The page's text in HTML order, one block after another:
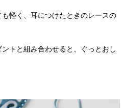
軽く、耳につけたときのレースの
トと組み合わせると、ぐっとおし